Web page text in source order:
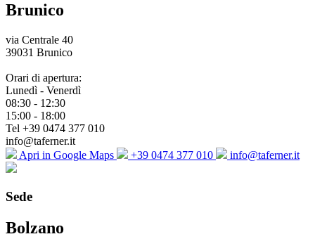
Brunico
via Centrale 40
39031 Brunico
Orari di apertura:
Lunedì - Venerdì
08:30 - 12:30
15:00 - 18:00
Tel +39 0474 377 010
info@taferner.it
Apri in Google Maps
+39 0474 377 010 info@taferner.it
Sede
Bolzano